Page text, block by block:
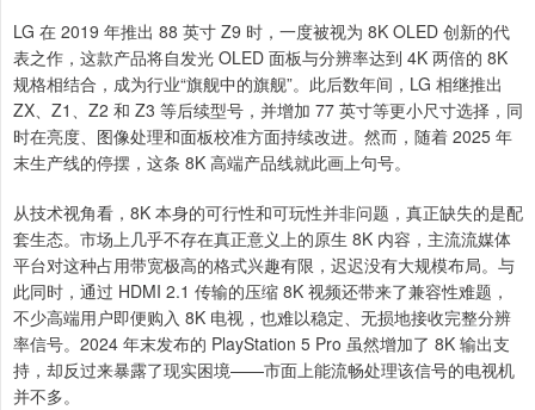
LG 在 2019 年推出 88 英寸 Z9 时，一度被视为 8K OLED 创新的代
表之作，这款产品将自发光 OLED 面板与分辨率达到 4K 两倍的 8K
规格相结合，成为行业“旗舰中的旗舰”。此后数年间，LG 相继推出
ZX、Z1、Z2 和 Z3 等后续型号，并增加 77 英寸等更小尺寸选择，同
时在亮度、图像处理和面板校准方面持续改进。然而，随着 2025 年
末生产线的停摆，这条 8K 高端产品线就此画上句号。
从技术视角看，8K 本身的可行性和可玩性并非问题，真正缺失的是配
套生态。市场上几乎不存在真正意义上的原生 8K 内容，主流流媒体
平台对这种占用带宽极高的格式兴趣有限，迟迟没有大规模布局。与
此同时，通过 HDMI 2.1 传输的压缩 8K 视频还带来了兼容性难题，
不少高端用户即便购入 8K 电视，也难以稳定、无损地接收完整分辨
率信号。2024 年末发布的 PlayStation 5 Pro 虽然增加了 8K 输出支
持，却反过来暴露了现实困境——市面上能流畅处理该信号的电视机
并不多。